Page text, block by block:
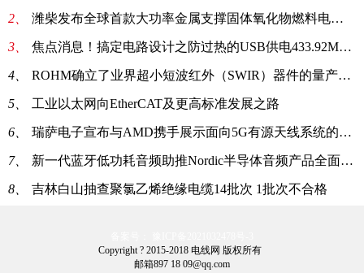
2、 潍柴发布全球首款大功率金属支撑固体氧化物燃料电池SOFC商业化产
3、 焦点消息！搞定电路设计之防过热的USB供电433.92MHz RF功率放大器
4、 ROHM确立了业界超小短波红外（SWIR）器件的量产技术 非常适用于便携设备和可穿戴设备等新领域的感测应用
5、 工业以太网向EtherCAT及更高标准发展之路
6、 瑞萨电子宣布与AMD携手展示面向5G有源天线系统的完整RF和数字前端设计
7、 新一代蓝牙低功耗音频助推Nordic半导体音频产品全面升级
8、 吉林白山抽查聚氯乙烯绝缘电缆14批次 1批次不合格
Copyright ? 2015-2018 电线网 版权所有
邮箱897 18 09@qq.com